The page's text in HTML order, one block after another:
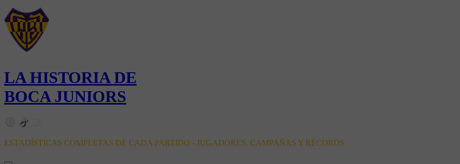
LA HISTORIA DE
BOCA JUNIORS
ESTADÍSTICAS COMPLETAS DE CADA PARTIDO - JUGADORES, CAMPAÑAS Y RÉCORDS